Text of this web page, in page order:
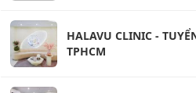
HALAVU CLINIC -
TPHCM